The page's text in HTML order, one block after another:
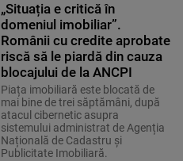
„Situația e critică în
domeniul imobiliar”.
Românii cu credite aprobate
riscă să le piardă din cauza
blocajului de la ANCPI
Piața imobiliară este blocată de
mai bine de trei săptămâni, după
atacul cibernetic asupra
sistemului administrat de Agenția
Națională de Cadastru și
Publicitate Imobiliară.